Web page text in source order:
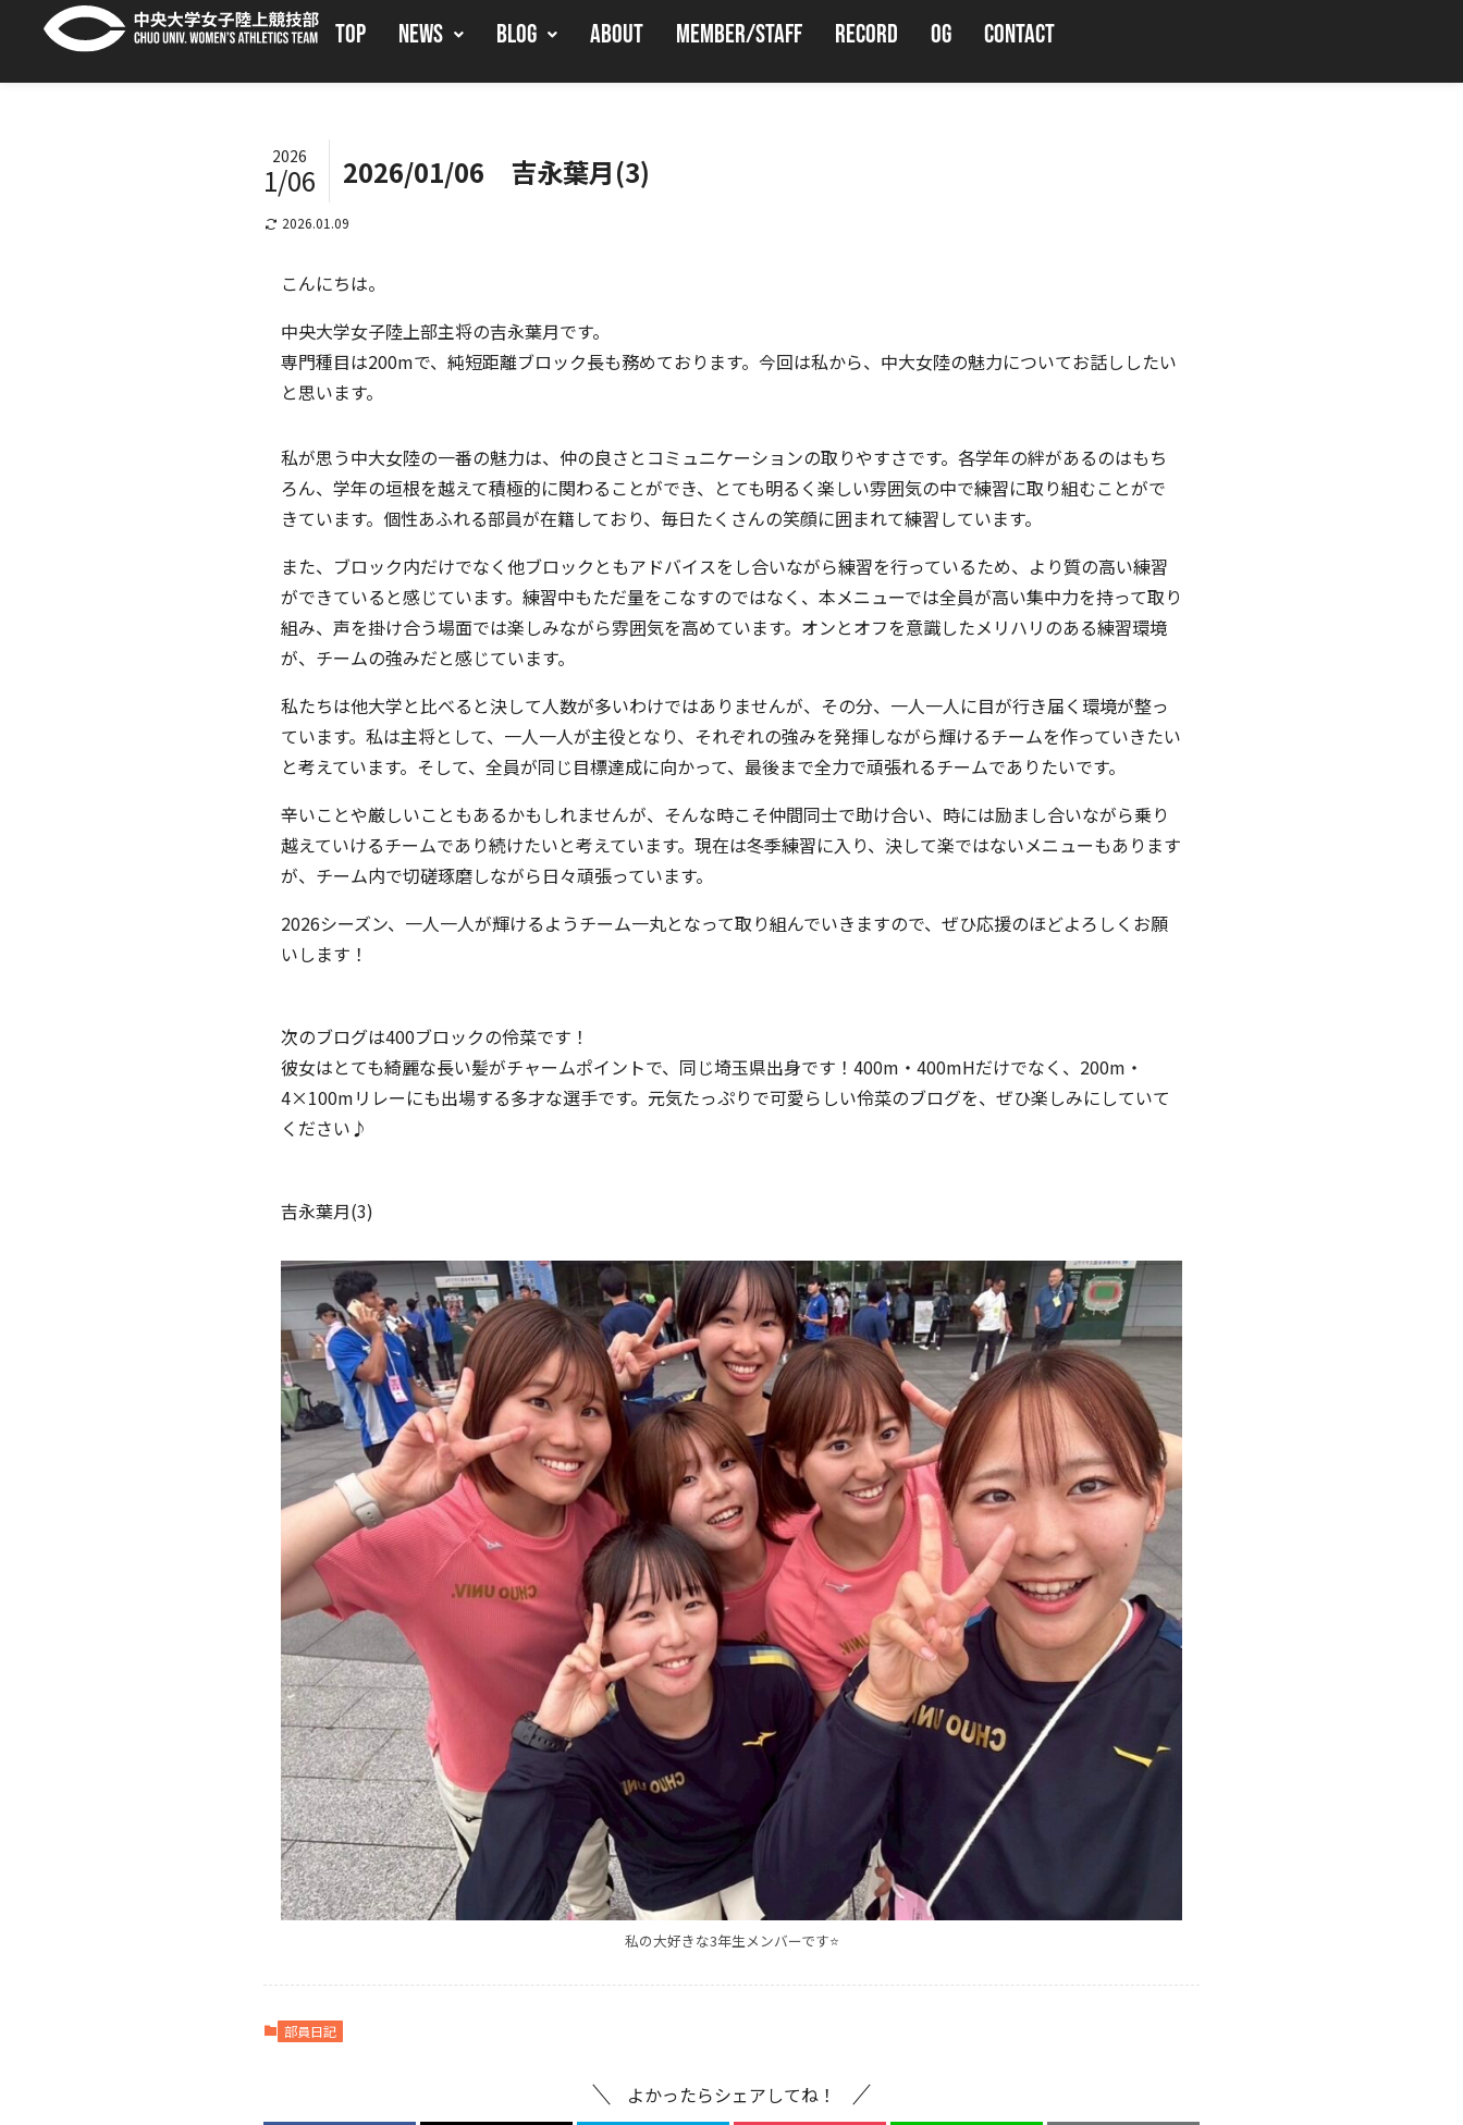
TOP NEWS BLOG ABOUT MEMBER/STAFF RECORD OG CONTACT
2026/01/06 吉永葉月(3)
2026
1/06
2026.01.09
こんにちは。
中央大学女子陸上部主将の吉永葉月です。
専門種目は200mで、純短距離ブロック長も務めております。今回は私から、中大女陸の魅力についてお話ししたい
と思います。
私が思う中大女陸の一番の魅力は、仲の良さとコミュニケーションの取りやすさです。各学年の絆があるのはもち
ろん、学年の垣根を越えて積極的に関わることができ、とても明るく楽しい雰囲気の中で練習に取り組むことがで
きています。個性あふれる部員が在籍しており、毎日たくさんの笑顔に囲まれて練習しています。
また、ブロック内だけでなく他ブロックともアドバイスをし合いながら練習を行っているため、より質の高い練習
ができていると感じています。練習中もただ量をこなすのではなく、本メニューでは全員が高い集中力を持って取り
組み、声を掛け合う場面では楽しみながら雰囲気を高めています。オンとオフを意識したメリハリのある練習環境
が、チームの強みだと感じています。
私たちは他大学と比べると決して人数が多いわけではありませんが、その分、一人一人に目が行き届く環境が整っ
ています。私は主将として、一人一人が主役となり、それぞれの強みを発揮しながら輝けるチームを作っていきたい
と考えています。そして、全員が同じ目標達成に向かって、最後まで全力で頑張れるチームでありたいです。
辛いことや厳しいこともあるかもしれませんが、そんな時こそ仲間同士で助け合い、時には励まし合いながら乗り
越えていけるチームであり続けたいと考えています。現在は冬季練習に入り、決して楽ではないメニューもあります
が、チーム内で切磋琢磨しながら日々頑張っています。
2026シーズン、一人一人が輝けるようチーム一丸となって取り組んでいきますので、ぜひ応援のほどよろしくお願
いします！
次のブログは400ブロックの伶菜です！
彼女はとても綺麗な長い髪がチャームポイントで、同じ埼玉県出身です！400m・400mHだけでなく、200m・
4×100mリレーにも出場する多才な選手です。元気たっぷりで可愛らしい伶菜のブログを、ぜひ楽しみにしていて
ください♪
吉永葉月(3)
私の大好きな3年生メンバーです⭐️
部員日記
よかったらシェアしてね！